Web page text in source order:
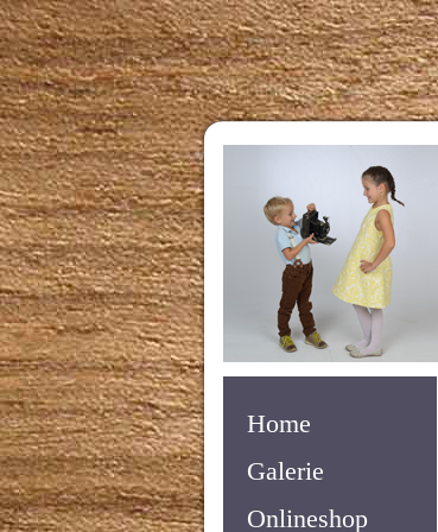
Home
Galerie
Onlineshop